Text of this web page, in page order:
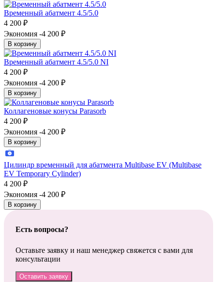
Временный абатмент 4.5/5.0
4 200 ₽
Экономия -4 200 ₽
В корзину
Временный абатмент 4.5/5.0 NI
4 200 ₽
Экономия -4 200 ₽
В корзину
Коллагеновые конусы Parasorb
4 200 ₽
Экономия -4 200 ₽
В корзину
Цилиндр временный для абатмента Multibase EV (Multibase
EV Temporary Cylinder)
4 200 ₽
Экономия -4 200 ₽
В корзину
Есть вопросы?
Оставьте заявку и наш менеджер свяжется с вами для
консультации
Оставить заявку